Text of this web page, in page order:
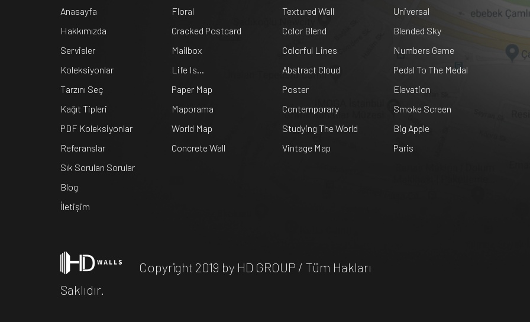
Anasayfa
Hakkımızda
Servisler
Koleksiyonlar
Tarzını Seç
Kağıt Tipleri
PDF Koleksiyonlar
Referanslar
Sık Sorulan Sorular
Blog
İletişim
Floral
Cracked Postcard
Mailbox
Life Is...
Paper Map
Maporama
World Map
Concrete Wall
Textured Wall
Color Blend
Colorful Lines
Abstract Cloud
Poster
Contemporary
Studying The World
Vintage Map
Universal
Blended Sky
Numbers Game
Pedal To The Medal
Elevation
Smoke Screen
Big Apple
Paris
Copyright 2019 by HD GROUP / Tüm Hakları
Saklıdır.